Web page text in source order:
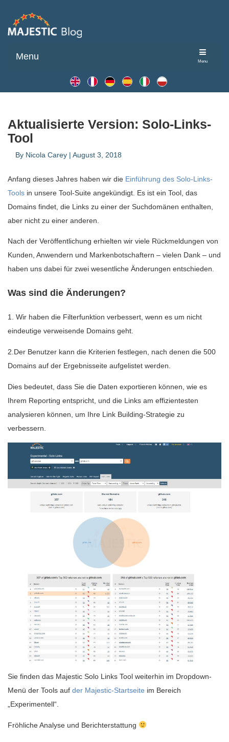
Menu
Menu
Aktualisierte Version: Solo-Links-
Tool
By Nicola Carey | August 3, 2018
Anfang dieses Jahres haben wir die Einführung des Solo-Links-
Tools in unsere Tool-Suite angekündigt. Es ist ein Tool, das
Domains findet, die Links zu einer der Suchdomänen enthalten,
aber nicht zu einer anderen.
Nach der Veröffentlichung erhielten wir viele Rückmeldungen von
Kunden, Anwendern und Markenbotschaftern – vielen Dank – und
haben uns dabei für zwei wesentliche Änderungen entschieden.
Was sind die Änderungen?
1. Wir haben die Filterfunktion verbessert, wenn es um nicht
eindeutige verweisende Domains geht.
2.Der Benutzer kann die Kriterien festlegen, nach denen die 500
Domains auf der Ergebnisseite aufgelistet werden.
Dies bedeutet, dass Sie die Daten exportieren können, wie es
Ihrem Reporting entspricht, und die Links am effizientesten
analysieren können, um Ihre Link Building-Strategie zu
verbessern.
Sie finden das Majestic Solo Links Tool weiterhin im Dropdown-
Menü der Tools auf der Majestic-Startseite im Bereich
„Experimentell“.
Fröhliche Analyse und Berichterstattung